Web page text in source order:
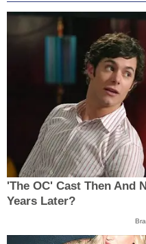
'The OC' Cast Then And
Years Later?